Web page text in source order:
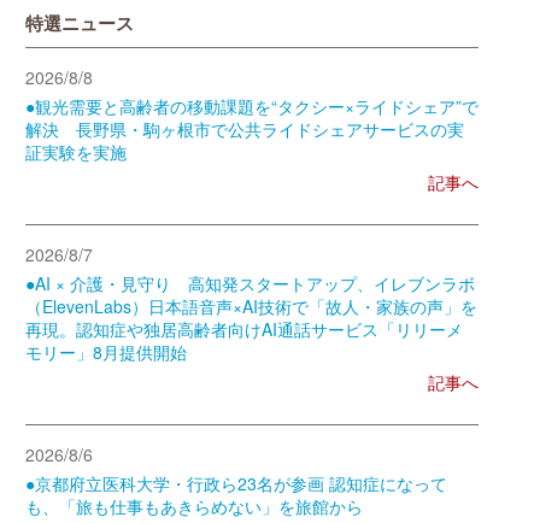
特選ニュース
2026/8/8
●観光需要と高齢者の移動課題を“タクシー×ライドシェア”で
解決 長野県・駒ヶ根市で公共ライドシェアサービスの実
証実験を実施
記事へ
2026/8/7
●AI × 介護・見守り 高知発スタートアップ、イレブンラボ
（ElevenLabs）日本語音声×AI技術で「故人・家族の声」を
再現。認知症や独居高齢者向けAI通話サービス「リリーメ
モリー」8月提供開始
記事へ
2026/8/6
●京都府立医科大学・行政ら23名が参画 認知症になって
も、「旅も仕事もあきらめない」を旅館から